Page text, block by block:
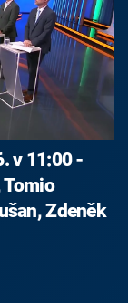
v 11:00 -
Zdeněk